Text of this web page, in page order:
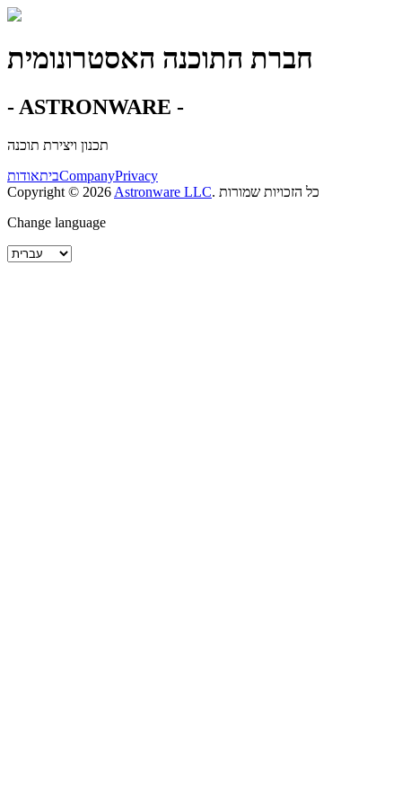
חברת התוכנה האסטרונומית
- ASTRONWARE -
תכנון ויצירת תוכנה
ביתאודות CompanyPrivacy
Copyright © 2026 Astronware LLC. כל הזכויות שמורות
Change language